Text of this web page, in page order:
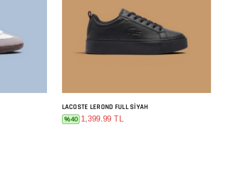
SEPETE EKLE
LACOSTE LEROND FULL SIYAH
%40 1,399.99 TL